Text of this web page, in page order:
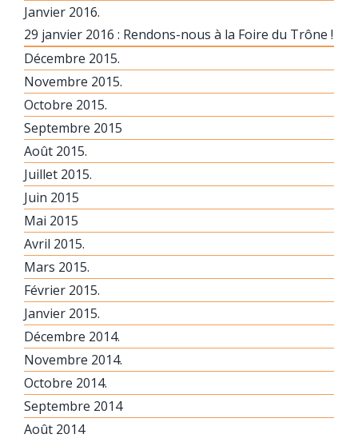
Janvier 2016.
29 janvier 2016 : Rendons-nous à la Foire du Trône !
Décembre 2015.
Novembre 2015.
Octobre 2015.
Septembre 2015
Août 2015.
Juillet 2015.
Juin 2015
Mai 2015
Avril 2015.
Mars 2015.
Février 2015.
Janvier 2015.
Décembre 2014.
Novembre 2014.
Octobre 2014.
Septembre 2014
Août 2014